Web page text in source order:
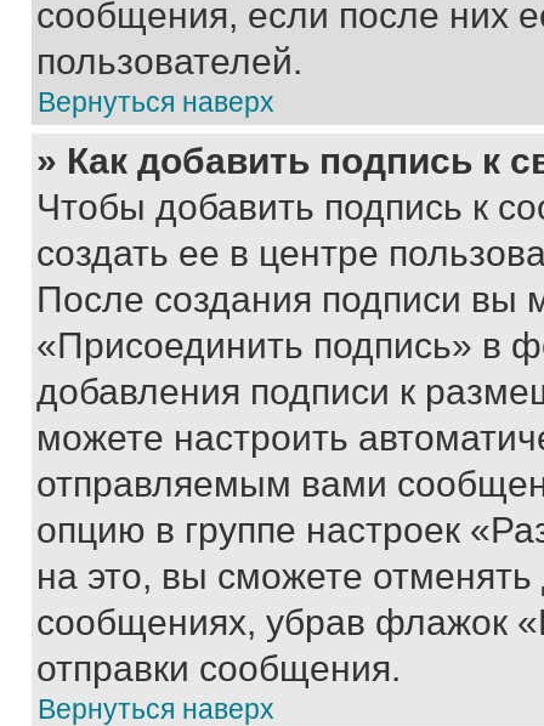
сообщения, если после них
пользователей.
Вернуться наверх
» Как добавить подпись к
Чтобы добавить подпись к
создать ее в центре
После создания подписи вы
«Присоединить подпись» в
добавления подписи к
можете настроить
отправляемым вами
опцию в группе настроек
на это, вы сможете
сообщениях, убрав флажок
отправки сообщения.
Вернуться наверх